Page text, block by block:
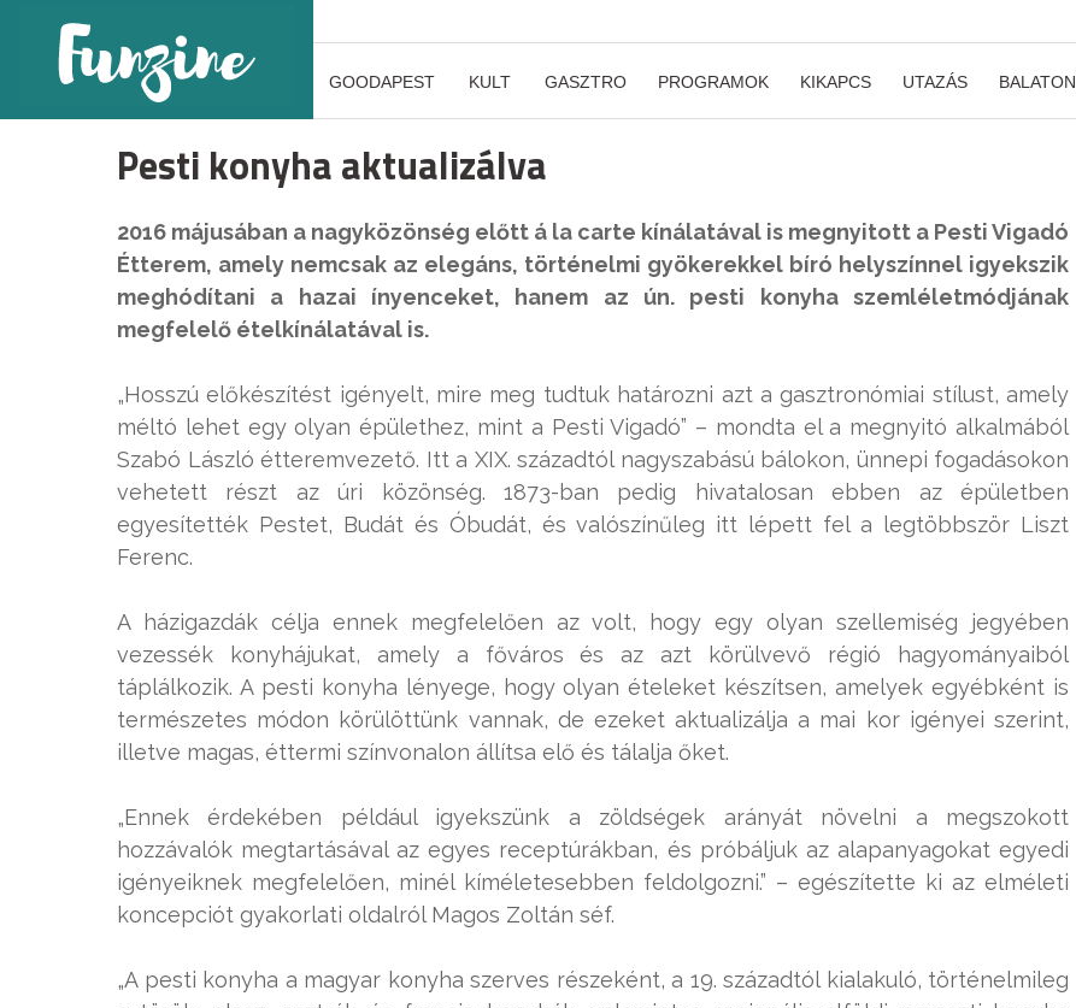
GOODAPEST KULT GASZTRO PROGRAMOK KIKAPCS UTAZÁS BALATON
Pesti konyha aktualizálva
2016 májusában a nagyközönség előtt á la carte kínálatával is megnyitott a Pesti Vigadó
Étterem, amely nemcsak az elegáns, történelmi gyökerekkel bíró helyszínnel igyekszik
meghódítani a hazai ínyenceket, hanem az ún. pesti konyha szemléletmódjának
megfelelő ételkínálatával is.
„Hosszú előkészítést igényelt, mire meg tudtuk határozni azt a gasztronómiai stílust, amely
méltó lehet egy olyan épülethez, mint a Pesti Vigadó” – mondta el a megnyitó alkalmából
Szabó László étteremvezető. Itt a XIX. századtól nagyszabású bálokon, ünnepi fogadásokon
vehetett részt az úri közönség. 1873-ban pedig hivatalosan ebben az épületben
egyesítették Pestet, Budát és Óbudát, és valószínűleg itt lépett fel a legtöbbször Liszt
Ferenc.
A házigazdák célja ennek megfelelően az volt, hogy egy olyan szellemiség jegyében
vezessék konyhájukat, amely a főváros és az azt körülvevő régió hagyományaiból
táplálkozik. A pesti konyha lényege, hogy olyan ételeket készítsen, amelyek egyébként is
természetes módon körülöttünk vannak, de ezeket aktualizálja a mai kor igényei szerint,
illetve magas, éttermi színvonalon állítsa elő és tálalja őket.
„Ennek érdekében például igyekszünk a zöldségek arányát növelni a megszokott
hozzávalók megtartásával az egyes receptúrákban, és próbáljuk az alapanyagokat egyedi
igényeiknek megfelelően, minél kíméletesebben feldolgozni.” – egészítette ki az elméleti
koncepciót gyakorlati oldalról Magos Zoltán séf.
„A pesti konyha a magyar konyha szerves részeként, a 19. századtól kialakuló, történelmileg